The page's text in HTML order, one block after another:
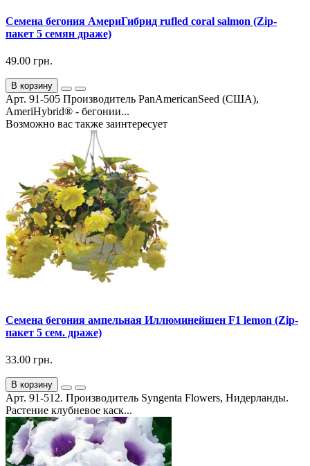
Семена бегония АмериГибрид rufled coral salmon (Zip-
пакет 5 семян драже)
49.00 грн.
В корзину
Арт. 91-505 Производитель PanAmericanSeed (США),
AmeriHybrid® - бегонии...
Возможно вас также заинтересует
Семена бегония ампельная Иллюминейшен F1 lemon (Zip-
пакет 5 сем. драже)
33.00 грн.
В корзину
Арт. 91-512. Производитель Syngenta Flowers, Нидерланды.
Растение клубневое каск...